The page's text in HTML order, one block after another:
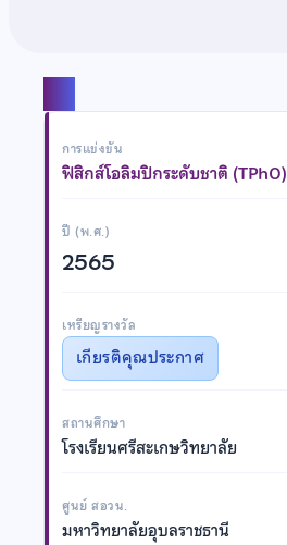
การแข่งขัน
ฟิสิกส์โอลิมปิกระดับชาติ (TPhO)
ปี (พ.ศ.)
2565
เหรียญรางวัล
เกียรติคุณประกาศ
สถานศึกษา
โรงเรียนศรีสะเกษวิทยาลัย
ศูนย์ สอวน.
มหาวิทยาลัยอุบลราชธานี